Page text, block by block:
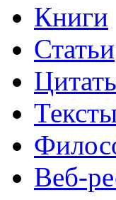
Книги
Статьи
Веб-